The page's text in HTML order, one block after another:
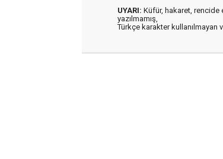
UYARI: Küfür, hakaret, rencide
yazılmamış,
Türkçe karakter kullanılmayan